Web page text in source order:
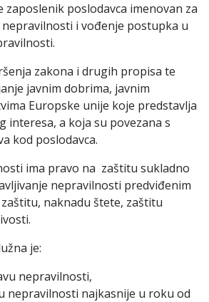
zaposlenik poslodavca imenovan za
i vođenje postupka u
zakona i drugih propisa te
javnim dobrima, javnim
Europske unije koje predstavlja
interesa, a koja su povezana s
kod poslodavca.
ima pravo na zaštitu sukladno
nepravilnosti predviđenim
naknadu štete, zaštitu
je:
nepravilnosti,
nepravilnosti najkasnije u roku od